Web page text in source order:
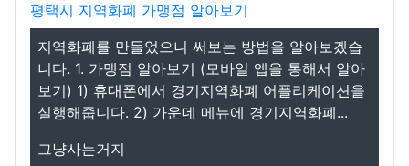
평택시 지역화폐 가맹점 알아보기
지역화폐를 만들었으니 써보는 방법을 알아보겠습
니다. 1. 가맹점 알아보기 (모바일 앱을 통해서 알아
보기) 1) 휴대폰에서 경기지역화폐 어플리케이션을
실행해줍니다. 2) 가운데 메뉴에 경기지역화폐...
그냥사는거지